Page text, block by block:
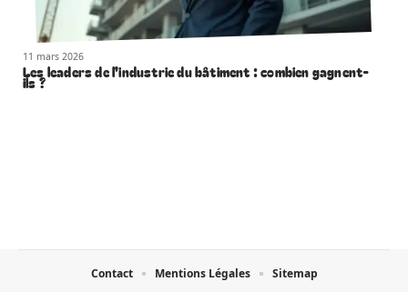
11 mars 2026
Les leaders de l’industrie du bâtiment : combien gagnent-
ils ?
Contact Mentions Légales Sitemap